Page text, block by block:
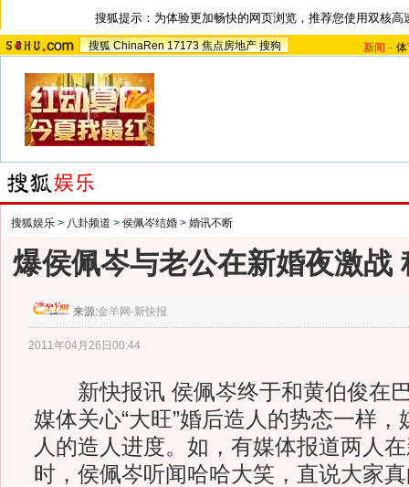
搜狐提示：为体验更加畅快的网页浏览，推荐您使用双核高
搜狐 ChinaRen 17173 焦点房地产 搜狗 新闻 -
搜狐娱乐 > 八卦频道 > 侯佩岑结婚 > 婚讯不断
爆侯佩岑与老公在新婚夜激战
来源:金羊网-新快报
2011年04月26日00:44
新快报讯 侯佩岑终于和黄伯俊在
媒体关心“大旺”婚后造人的势态一样
人的造人进度。如，有媒体报道两人
时，侯佩岑听闻哈哈大笑，直说大家